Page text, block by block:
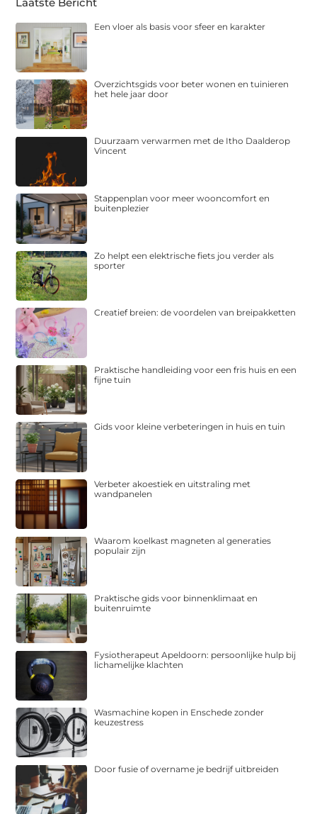
Laatste Bericht
Een vloer als basis voor sfeer en karakter
Overzichtsgids voor beter wonen en tuinieren
het hele jaar door
Duurzaam verwarmen met de Itho Daalderop
Vincent
Stappenplan voor meer wooncomfort en
buitenplezier
Zo helpt een elektrische fiets jou verder als
sporter
Creatief breien: de voordelen van breipakketten
Praktische handleiding voor een fris huis en een
fijne tuin
Gids voor kleine verbeteringen in huis en tuin
Verbeter akoestiek en uitstraling met
wandpanelen
Waarom koelkast magneten al generaties
populair zijn
Praktische gids voor binnenklimaat en
buitenruimte
Fysiotherapeut Apeldoorn: persoonlijke hulp bij
lichamelijke klachten
Wasmachine kopen in Enschede zonder
keuzestress
Door fusie of overname je bedrijf uitbreiden